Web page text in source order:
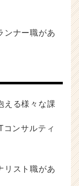
ンナー職があ
える様々な課
コンサルティ
リスト職があ